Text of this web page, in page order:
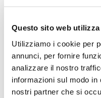
Questo sito web
Utilizziamo i cookie per
annunci, per fornire
analizzare il nostro
informazioni sul modo
nostri partner che si
Condividi:
X
Facebook
Alimentazione Colazioni